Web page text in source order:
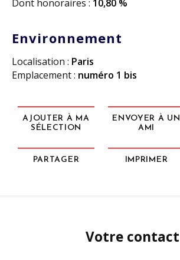
Dont honoraires : 10,80 %
Environnement
Localisation : Paris
Emplacement : numéro 1 bis
AJOUTER À MA
SÉLECTION
ENVOYER À UN
AMI
PARTAGER IMPRIMER
Votre contact